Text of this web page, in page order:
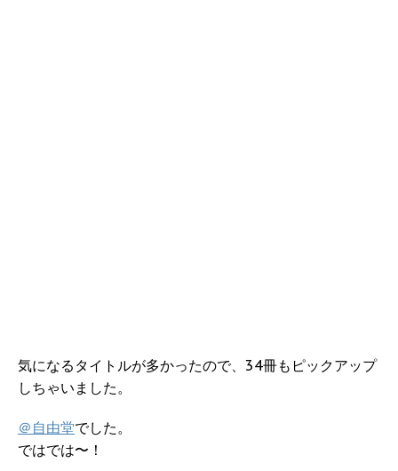
気になるタイトルが多かったので、34冊もピックアップ
しちゃいました。
＠自由堂でした。
ではでは〜！